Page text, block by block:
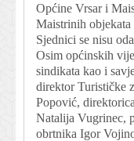
Općine Vrsar i
Maistrinih
Sjednici se nisu
Osim općinskih
sindikata kao i
direktor Turističke
Popović,
Natalija Vugrinec,
obrtnika Igor